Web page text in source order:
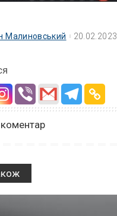
Малиновський 20.02.2023